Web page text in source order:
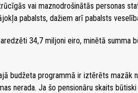
vai maznodrošinātās personas
pabalsts, dažiem arī pabalsts
34,7 miljoni eiro, minētā summa
budžeta programmā ir iztērēts mazāk
nerada. Ja šo pensionāru skaits